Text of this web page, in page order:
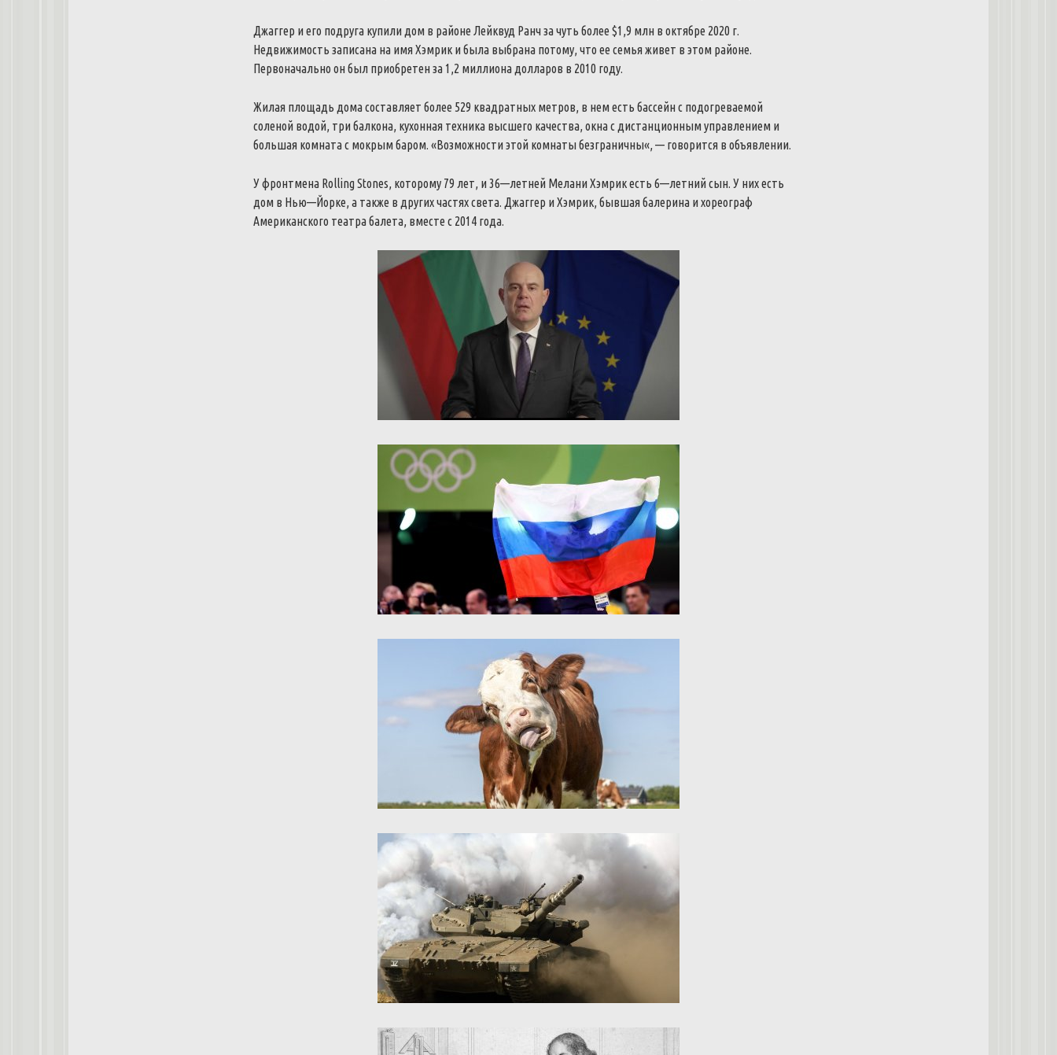
Джаггер иего подруга купили дом в районе Лейквуд Ранчзачуть более $1,9 млн в октябре 2020 г
Недвижимость записана на имяХэмрик ибыла выбрана потому что ее семьяживет в этом районе
Первоначально онбыл приобретенза 1,2 миллиона долларов в 2010 году
Жилая площадь домасоставляет более 529 квадратных метров в неместь бассейнс подогреваемой
соленой водой трибалкона кухонная техника высшего качества окнас дистанционнымуправлением и
большая комнатас мокрымбаром «Возможностиэтой комнатыбезграничны« — говорится в объявлении
Уфронтмена RollingStones которому 79 лет и 36—летней МеланиХэмрикесть 6—летнийсын У нихесть
дом в Нью—Йорке а также в другихчастяхсвета Джаггер иХэмрик бывшаябалерина ихореограф
Американского театрабалета вместе с 2014 года